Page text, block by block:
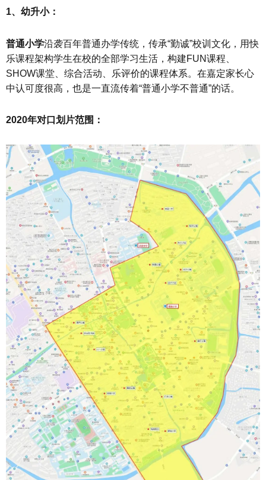
1、幼升小：
普通小学沿袭百年普通办学传统，传承“勤诚”校训文化，用快
乐课程架构学生在校的全部学习生活，构建FUN课程、
SHOW课堂、综合活动、乐评价的课程体系。在嘉定家长心
中认可度很高，也是一直流传着“普通小学不普通”的话。
2020年对口划片范围：